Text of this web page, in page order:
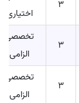
3
اختیاری
3
تخصصی
الزامی
3
تخصصی
الزامی